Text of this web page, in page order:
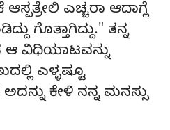
ಎಚ್ಚರಾ ಆದಾಗ್ಲೆ
ಗೊತ್ತಾಗಿದ್ದು." ತನ್ನ
ಆ ವಿಧಿಯಾಟವನ್ನು
ಎಳ್ಳಷ್ಟೂ
ಕೇಳಿ ನನ್ನ ಮನಸ್ಸು